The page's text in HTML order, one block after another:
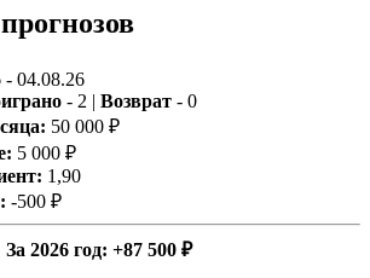
- 04.08.26
- 2 | Возврат - 0
50 000 ₽
5 000 ₽
1,90
-500 ₽
За 2026 год: +87 500 ₽